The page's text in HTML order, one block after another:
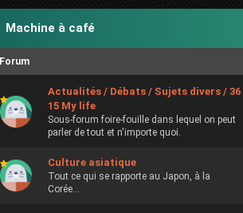
Machine à café
Forum
Actualités / Débats / Sujets divers / 36
15 My life
Sous-forum foire-fouille dans lequel on peut
parler de tout et n'importe quoi.
Culture asiatique
Tout ce qui se rapporte au Japon, à la
Corée...